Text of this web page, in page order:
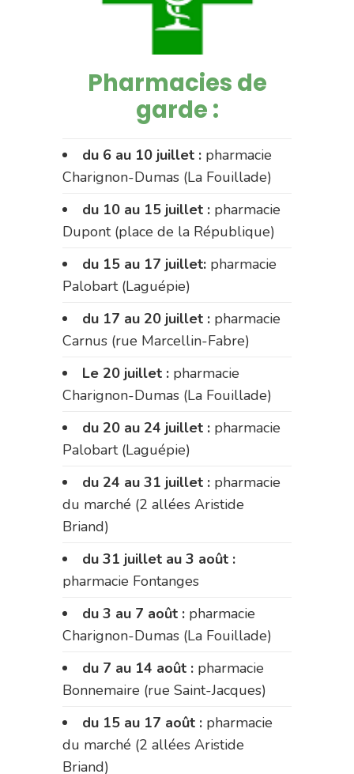
Pharmacies de
garde :
du 6 au 10 juillet : pharmacie
Charignon-Dumas (La Fouillade)
du 10 au 15 juillet : pharmacie
Dupont (place de la République)
du 15 au 17 juillet: pharmacie
Palobart (Laguépie)
du 17 au 20 juillet : pharmacie
Carnus (rue Marcellin-Fabre)
Le 20 juillet : pharmacie
Charignon-Dumas (La Fouillade)
du 20 au 24 juillet : pharmacie
Palobart (Laguépie)
du 24 au 31 juillet : pharmacie
du marché (2 allées Aristide
Briand)
du 31 juillet au 3 août :
pharmacie Fontanges
du 3 au 7 août : pharmacie
Charignon-Dumas (La Fouillade)
du 7 au 14 août : pharmacie
Bonnemaire (rue Saint-Jacques)
du 15 au 17 août : pharmacie
du marché (2 allées Aristide
Briand)